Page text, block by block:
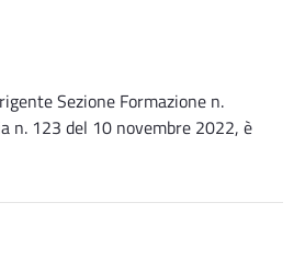
Sezione Formazione n.
n. 123 del 10 novembre 2022, è